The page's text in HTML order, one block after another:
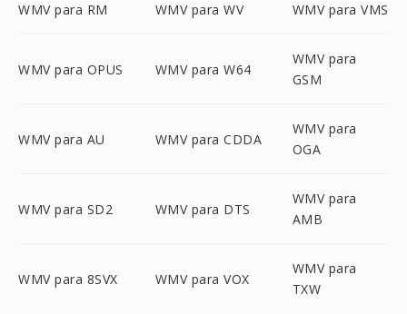
WMV para RM WMV para WV WMV para VMS
WMV para OPUS WMV para W64
WMV para
GSM
WMV para AU WMV para CDDA
WMV para
OGA
WMV para SD2 WMV para DTS
WMV para
AMB
WMV para 8SVX WMV para VOX
WMV para
TXW